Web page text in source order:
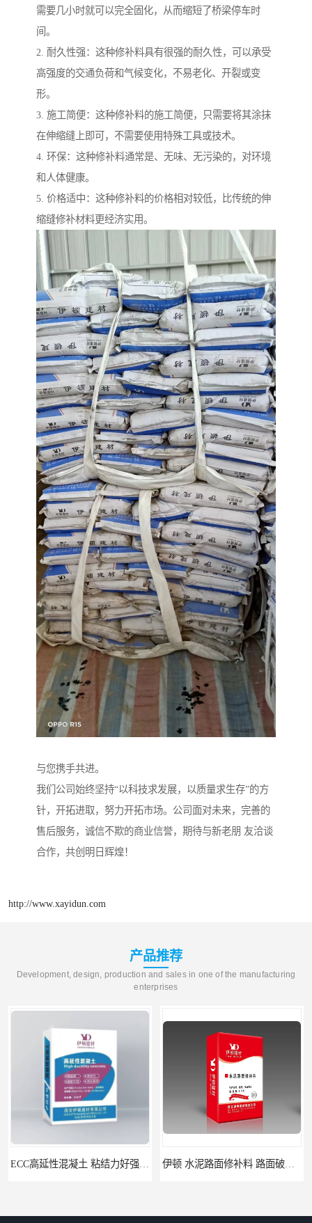
需要几小时就可以完全固化，从而缩短了桥梁停车时
间。
2. 耐久性强：这种修补料具有很强的耐久性，可以承受
高强度的交通负荷和气候变化，不易老化、开裂或变
形。
3. 施工简便：这种修补料的施工简便，只需要将其涂抹
在伸缩缝上即可，不需要使用特殊工具或技术。
4. 环保：这种修补料通常是、无味、无污染的，对环境
和人体健康。
5. 价格适中：这种修补料的价格相对较低，比传统的伸
缩缝修补材料更经济实用。
与您携手共进。
我们公司始终坚持“以科技求发展，以质量求生存”的方
针，开拓进取，努力开拓市场。公司面对未来，完善的
售后服务，诚信不欺的商业信誉，期待与新老朋 友洽谈
合作，共创明日辉煌！
http://www.xayidun.com
产品推荐
Development, design, production and sales in one of the manufacturing
enterprises